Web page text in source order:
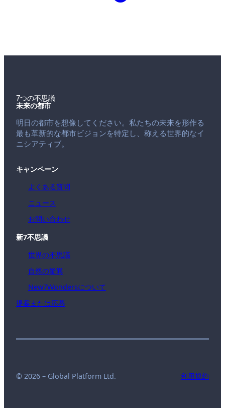
7つの不思議
未来の都市
明日の都市を想像してください。私たちの未来を形作る
最も革新的な都市ビジョンを特定し、称える世界的なイ
ニシアティブ。
キャンペーン
よくある質問
ニュース
お問い合わせ
新7不思議
世界の不思議
自然の驚異
New7Wondersについて
提案または応募
© 2026 – Global Platform Ltd. 利用規約